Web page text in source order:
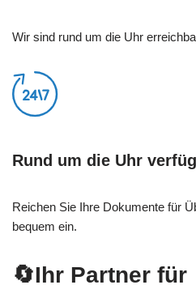
Wir sind rund um die Uhr
Rund um die Uhr
Reichen Sie Ihre Dokumente für
bequem ein.
🔄Ihr Partner für